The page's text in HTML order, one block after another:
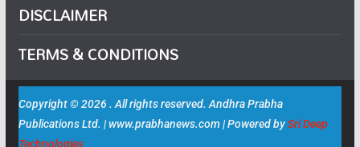
DISCLAIMER
TERMS & CONDITIONS
Copyright © 2026 . All rights reserved. Andhra Prabha
Publications Ltd. | www.prabhanews.com | Powered bySri Deep
Technologies